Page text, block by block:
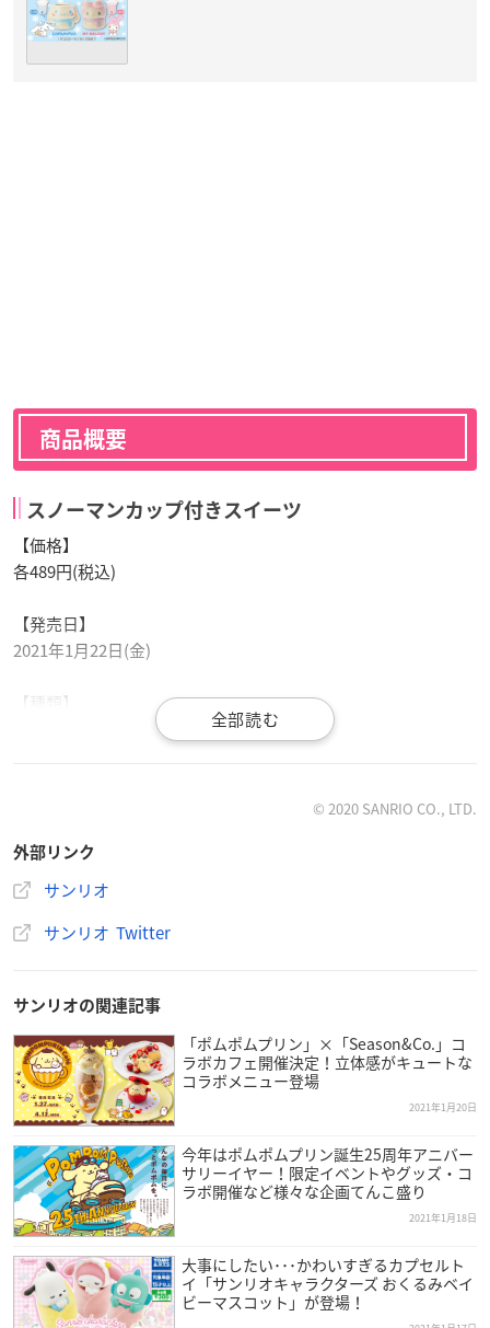
商品概要
スノーマンカップ付きスイーツ
【価格】
各489円(税込)
【発売日】
2021年1月22日(金)
【種類】
2種類（シナモロール／マイメロディ）
1/22（金）～全国のミニストップ限定で冬の装いがかわい
い「スノーマンカップ付きスイーツ」を発売！シナモンは
ーツだよ♪なくなり次第終了☆
サンリオ (@sanrio_news)
© 2020 SANRIO CO., LTD.
外部リンク
サンリオ
サンリオ Twitter
サンリオの関連記事
「ポムポムプリン」×「Season&Co.」コ
ラボカフェ開催決定！立体感がキュートな
コラボメニュー登場
2021年1月20日
今年はポムポムプリン誕生25周年アニバー
サリーイヤー！限定イベントやグッズ・コ
ラボ開催など様々な企画てんこ盛り
2021年1月18日
大事にしたい･･･かわいすぎるカプセルト
イ「サンリオキャラクターズ おくるみベイ
ビーマスコット」が登場！